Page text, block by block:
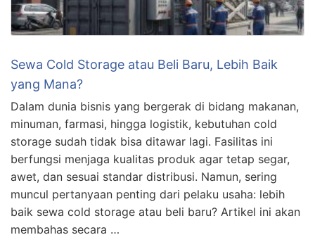
Sewa Cold Storage atau Beli Baru, Lebih Baik
yang Mana?
Dalam dunia bisnis yang bergerak di bidang makanan,
minuman, farmasi, hingga logistik, kebutuhan cold
storage sudah tidak bisa ditawar lagi. Fasilitas ini
berfungsi menjaga kualitas produk agar tetap segar,
awet, dan sesuai standar distribusi. Namun, sering
muncul pertanyaan penting dari pelaku usaha: lebih
baik sewa cold storage atau beli baru? Artikel ini akan
membahas secara …